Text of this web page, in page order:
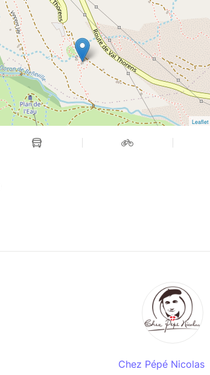
Leaflet
Chez Pépé Nicolas